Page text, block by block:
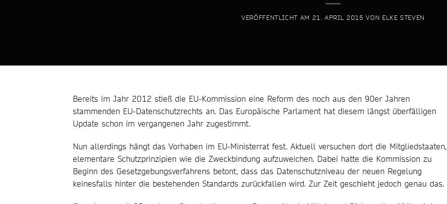
VERÖFFENTLICHT AM 21. APRIL 2015 VON ELKE STEVEN
Bereits im Jahr 2012 stieß die EU-Kommission eine Reform des noch aus den 90er Jahren
stammenden EU-Datenschutzrechts an. Das Europäische Parlament hat diesem längst überfälligen
Update schon im vergangenen Jahr zugestimmt.
Nun allerdings hängt das Vorhaben im EU-Ministerrat fest. Aktuell versuchen dort die Mitgliedstaaten,
elementare Schutzprinzipien wie die Zweckbindung aufzuweichen. Dabei hatte die Kommission zu
Beginn des Gesetzgebungsverfahrens betont, dass das Datenschutzniveau der neuen Regelung
keinesfalls hinter die bestehenden Standards zurückfallen wird. Zur Zeit geschieht jedoch genau das.